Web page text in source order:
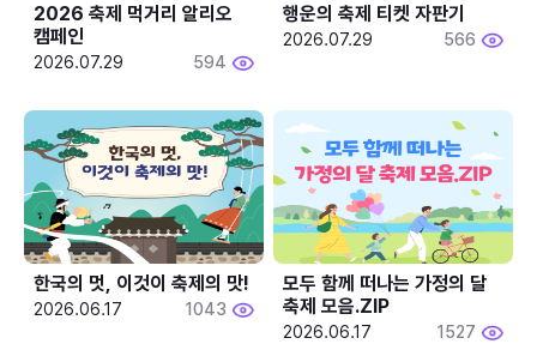
2026 축제 먹거리 알리오
캠페인
2026.07.29 594
행운의 축제 티켓 자판기
2026.07.29 566
한국의 멋, 이것이 축제의 맛!
2026.06.17 1043
모두 함께 떠나는 가정의 달
축제 모음.ZIP
2026.06.17 1527